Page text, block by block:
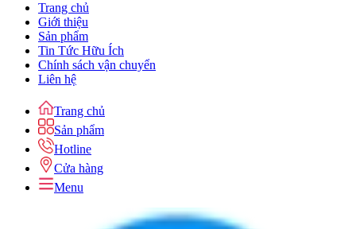
Trang chủ
Giới thiệu
Sản phẩm
Tin Tức Hữu Ích
Chính sách vận chuyển
Liên hệ
Trang chủ
Sản phẩm
Hotline
Cửa hàng
Menu